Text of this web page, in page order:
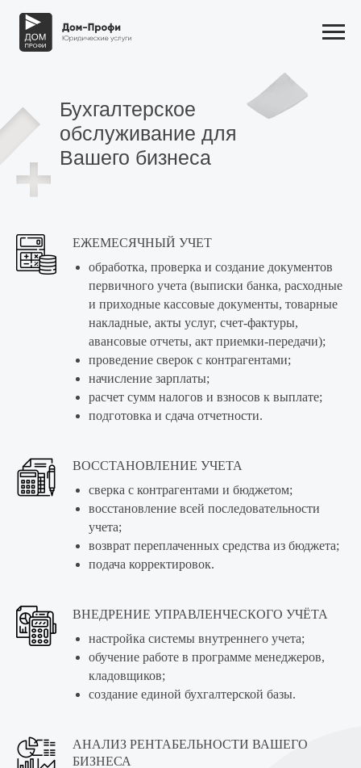
Бухгалтерское
обслуживание для
Вашего бизнеса
ЕЖЕМЕСЯЧНЫЙ УЧЕТ
обработка, проверка и создание документов
первичного учета (выписки банка, расходные
и приходные кассовые документы, товарные
накладные, акты услуг, счет-фактуры,
авансовые отчеты, акт приемки-передачи);
проведение сверок с контрагентами;
начисление зарплаты;
расчет сумм налогов и взносов к выплате;
подготовка и сдача отчетности.
ВОССТАНОВЛЕНИЕ УЧЕТА
сверка с контрагентами и бюджетом;
восстановление всей последовательности
учета;
возврат переплаченных средства из бюджета;
подача корректировок.
ВНЕДРЕНИЕ УПРАВЛЕНЧЕСКОГО УЧЁТА
настройка системы внутреннего учета;
обучение работе в программе менеджеров,
кладовщиков;
создание единой бухгалтерской базы.
АНАЛИЗ РЕНТАБЕЛЬНОСТИ ВАШЕГО
БИЗНЕСА